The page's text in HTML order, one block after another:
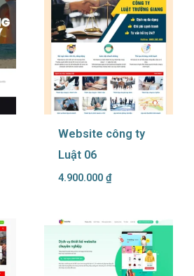
Website công ty
Luật 06
4.900.000 ₫